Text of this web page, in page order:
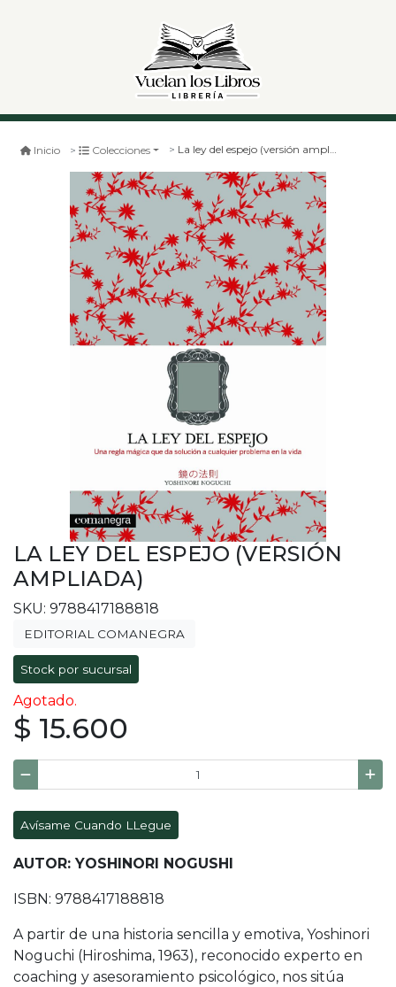
Inicio Colecciones La ley del espejo (versión ampliada)
LA LEY DEL ESPEJO (VERSIÓN
AMPLIADA)
SKU: 9788417188818
EDITORIAL COMANEGRA
Stock por sucursal
Agotado.
$ 15.600
Avísame Cuando LLegue
AUTOR: YOSHINORI NOGUSHI
ISBN: 9788417188818
A partir de una historia sencilla y emotiva, Yoshinori
Noguchi (Hiroshima, 1963), reconocido experto en
coaching y asesoramiento psicológico, nos sitúa